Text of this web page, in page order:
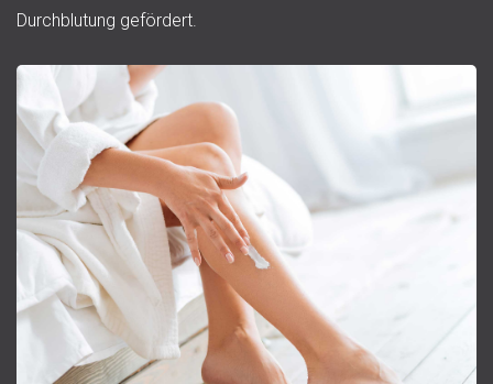
Durchblutung gefördert.